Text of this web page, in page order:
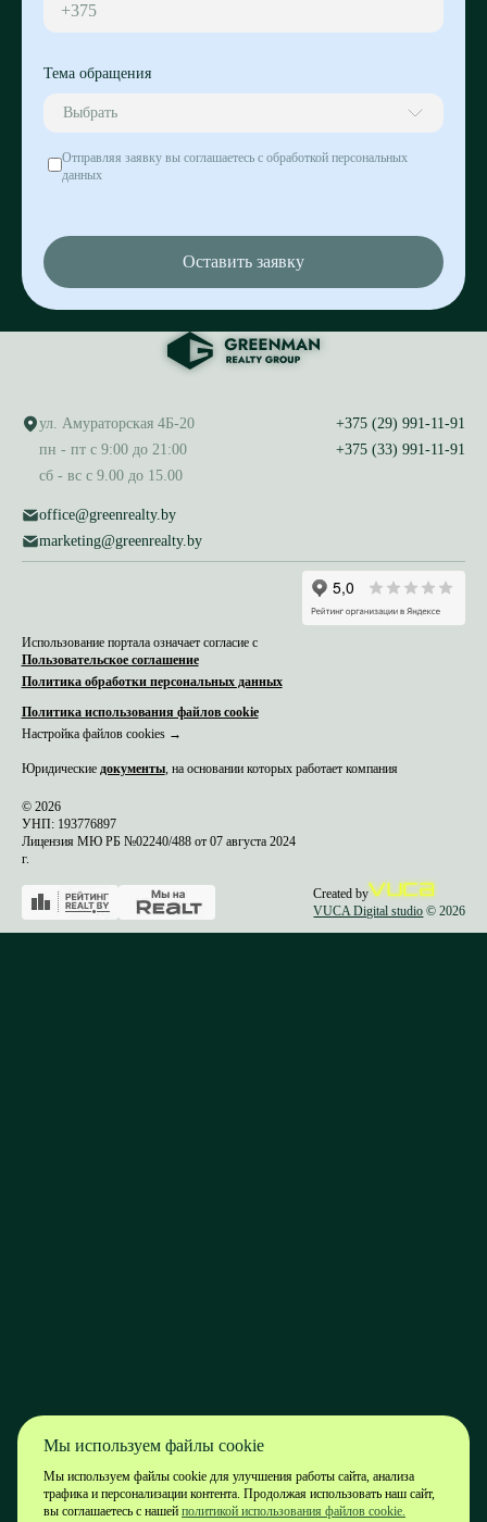
+375
Тема обращения
Выбрать
Отправляя заявку вы соглашаетесь с обработкой персональных
данных
Оставить заявку
ул. Амураторская 4Б-20
пн - пт с 9:00 до 21:00
сб - вс с 9.00 до 15.00
office@greenrealty.by
marketing@greenrealty.by
+375 (29) 991-11-91
+375 (33) 991-11-91
Использование портала означает согласие с
Пользовательское соглашение
Политика обработки персональных данных
Политика использования файлов cookie
Настройка файлов cookies →
Юридические документы, на основании которых работает компания
© 2026
УНП: 193776897
Лицензия МЮ РБ №02240/488 от 07 августа 2024
г.
Created by
VUCA Digital studio © 2026
Мы используем файлы cookie
Мы используем файлы cookie для улучшения работы сайта, анализа
трафика и персонализации контента. Продолжая использовать наш сайт,
вы соглашаетесь с нашей политикой использования файлов cookie.